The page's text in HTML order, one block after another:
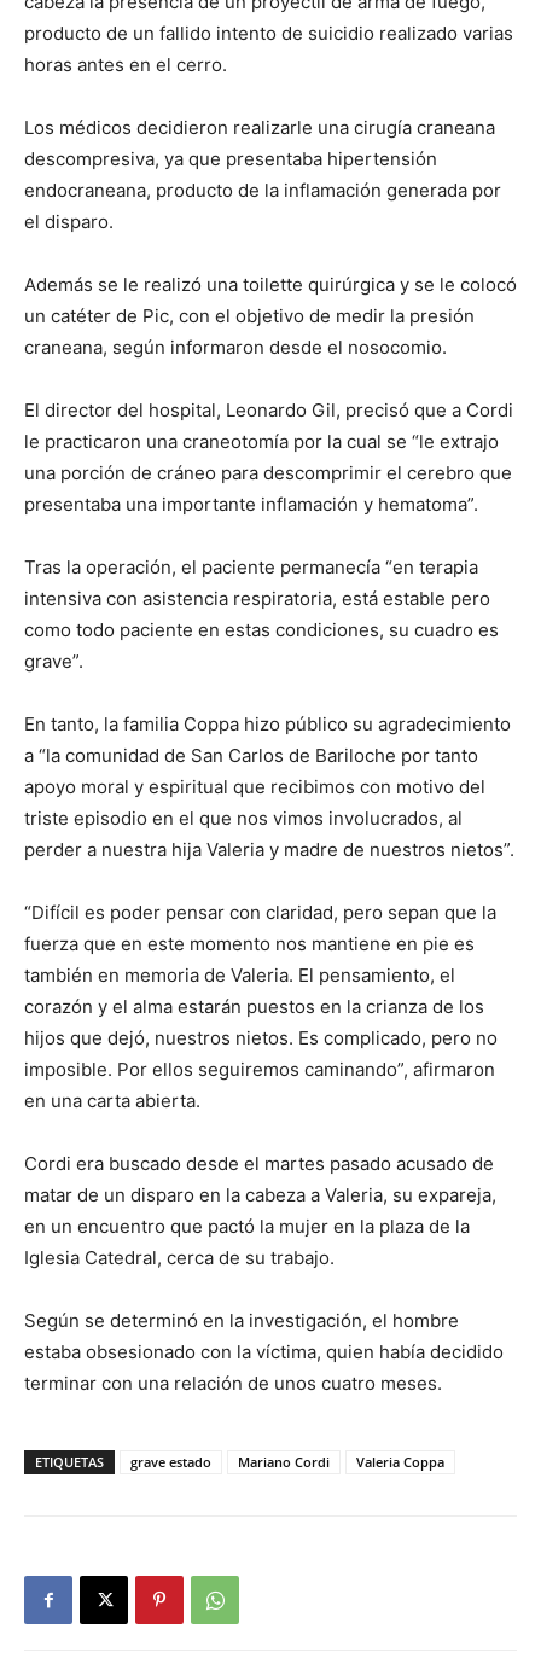
producto de un fallido intento de suicidio realizado varias
horas antes en el cerro.
Los médicos decidieron realizarle una cirugía craneana
descompresiva, ya que presentaba hipertensión
endocraneana, producto de la inflamación generada por
el disparo.
Además se le realizó una toilette quirúrgica y se le colocó
un catéter de Pic, con el objetivo de medir la presión
craneana, según informaron desde el nosocomio.
El director del hospital, Leonardo Gil, precisó que a Cordi
le practicaron una craneotomía por la cual se “le extrajo
una porción de cráneo para descomprimir el cerebro que
presentaba una importante inflamación y hematoma”.
Tras la operación, el paciente permanecía “en terapia
intensiva con asistencia respiratoria, está estable pero
como todo paciente en estas condiciones, su cuadro es
grave”.
En tanto, la familia Coppa hizo público su agradecimiento
a “la comunidad de San Carlos de Bariloche por tanto
apoyo moral y espiritual que recibimos con motivo del
triste episodio en el que nos vimos involucrados, al
perder a nuestra hija Valeria y madre de nuestros nietos”.
“Difícil es poder pensar con claridad, pero sepan que la
fuerza que en este momento nos mantiene en pie es
también en memoria de Valeria. El pensamiento, el
corazón y el alma estarán puestos en la crianza de los
hijos que dejó, nuestros nietos. Es complicado, pero no
imposible. Por ellos seguiremos caminando”, afirmaron
en una carta abierta.
Cordi era buscado desde el martes pasado acusado de
matar de un disparo en la cabeza a Valeria, su expareja,
en un encuentro que pactó la mujer en la plaza de la
Iglesia Catedral, cerca de su trabajo.
Según se determinó en la investigación, el hombre
estaba obsesionado con la víctima, quien había decidido
terminar con una relación de unos cuatro meses.
ETIQUETAS grave estado Mariano Cordi Valeria Coppa